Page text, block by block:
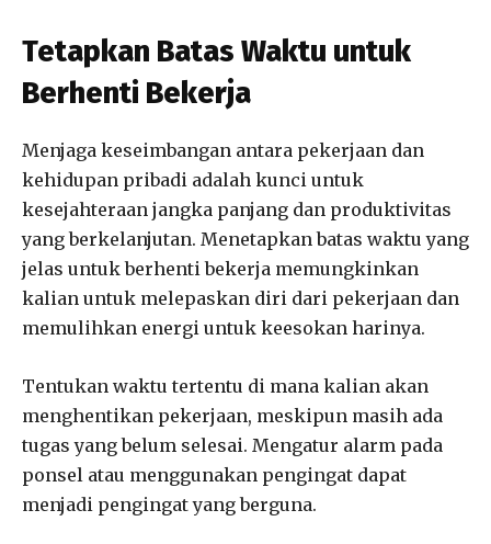
Tetapkan Batas Waktu untuk
Berhenti Bekerja
Menjaga keseimbangan antara pekerjaan dan
kehidupan pribadi adalah kunci untuk
kesejahteraan jangka panjang dan produktivitas
yang berkelanjutan. Menetapkan batas waktu yang
jelas untuk berhenti bekerja memungkinkan
kalian untuk melepaskan diri dari pekerjaan dan
memulihkan energi untuk keesokan harinya.
Tentukan waktu tertentu di mana kalian akan
menghentikan pekerjaan, meskipun masih ada
tugas yang belum selesai. Mengatur alarm pada
ponsel atau menggunakan pengingat dapat
menjadi pengingat yang berguna.